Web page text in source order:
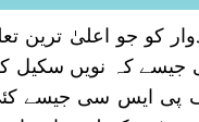
کو جو اعلیٰ ترین
کہ نویں سکیل کے
پی ایس سی جیسے